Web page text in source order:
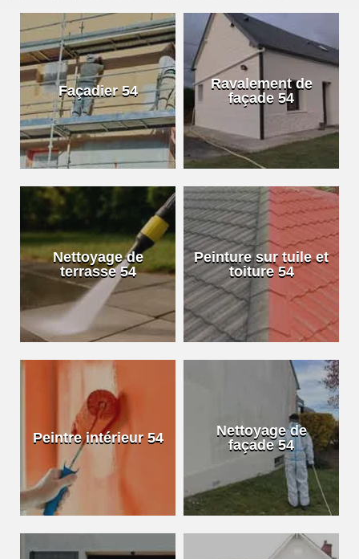
Façadier 54
Ravalement de
façade 54
Nettoyage de
terrasse 54
Peinture sur tuile et
toiture 54
Peintre intérieur 54
Nettoyage de
façade 54